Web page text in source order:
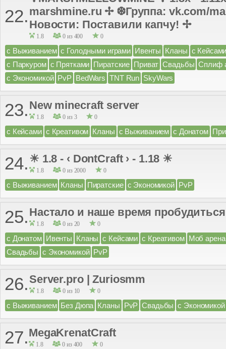
22. marshmine.ru ✢ ❆Группа: vk.com/
Новости: Поставили капчу! ✢
1.8 0 из 400 0
с Выживанием с Голодными играми Ивенты Кланы с
с Паркуром с Прятками Пиратские Приват Свадьбы Сплиф
с Экономикой PvP BedWars TNT Run SkyWars
23. New minecraft server
1.8 0 из 3 0
с Кейсами с Креативом Кланы с Выживанием с Донатом
24. ☀ 1.8 - ‹ DontCraft › - 1.18 ☀
1.8 0 из 2000 0
с Выживанием Кланы Пиратские с Экономикой PvP
25. Настало и наше время
1.8 0 из 20 0
с Донатом Ивенты Кланы с Кейсами с Креативом Моб арена
Свадьбы с Экономикой PvP
26. Server.pro | Zuriosmm
1.8 0 из 10 0
с Выживанием Без Дюпа Кланы PvP Свадьбы с Экономикой
27.MegaKrenatCraft
1.8 0 из 400 0